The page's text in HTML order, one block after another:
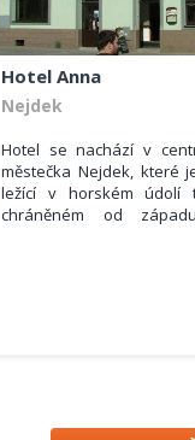
Hotel Anna
Nejdek
Hotel se nachází v
městečka Nejdek, které
ležící v horském údolí
chráněném od
Kapacita hotelu je 45
ubytovat v různých
(program v Karlových